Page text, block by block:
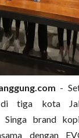
-
di tiga kota
Singa brand
dengan